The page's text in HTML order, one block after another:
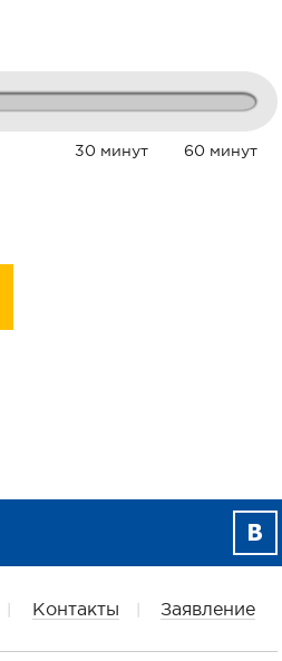
30 минут 60 минут
Заявление
Контакты